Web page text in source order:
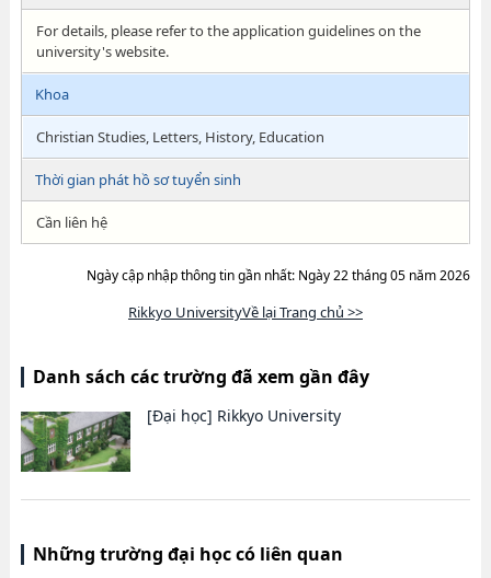
For details, please refer to the application guidelines on the
university's website.
Khoa
Christian Studies, Letters, History, Education
Thời gian phát hồ sơ tuyển sinh
Cần liên hệ
Ngày cập nhập thông tin gần nhất: Ngày 22 tháng 05 năm 2026
Rikkyo UniversityVề lại Trang chủ >>
Danh sách các trường đã xem gần đây
[Đại học] Rikkyo University
Những trường đại học có liên quan